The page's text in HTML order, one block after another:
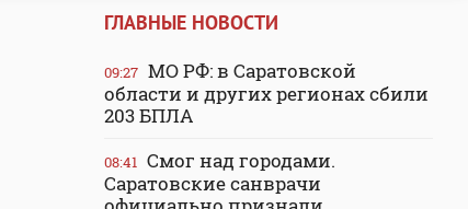
ГЛАВНЫЕ НОВОСТИ
09:27 МО РФ: в Саратовской
области и других регионах сбили
203 БПЛА
08:41 Смог над городами.
Саратовские санврачи